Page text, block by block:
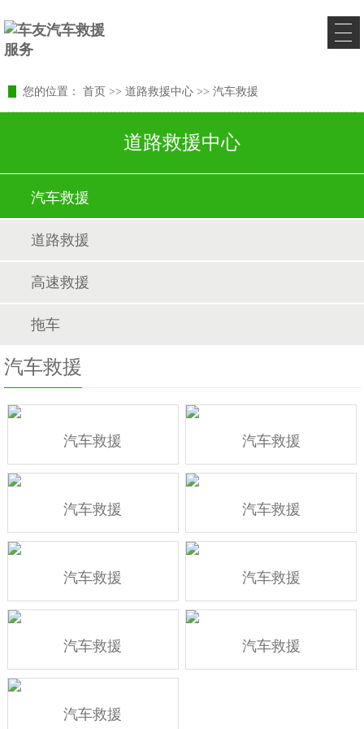
您的位置： 首页 >> 道路救援中心 >> 汽车救援
道路救援中心
汽车救援
道路救援
高速救援
拖车
汽车救援
汽车救援 汽车救援
汽车救援 汽车救援
汽车救援 汽车救援
汽车救援 汽车救援
汽车救援